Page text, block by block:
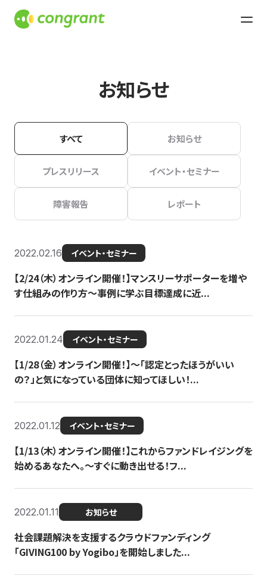
お知らせ
すべて お知らせ
プレスリリース イベント・セミナー
障害報告 レポート
2022.02.16 イベント・セミナー
【2/24（木）オンライン開催！】マンスリーサポーターを増や
す仕組みの作り方〜事例に学ぶ目標達成に近...
2022.01.24 イベント・セミナー
【1/28（金）オンライン開催！】〜「認定とったほうがいい
の？」と気になっている団体に知ってほしい！...
2022.01.12 イベント・セミナー
【1/13（木）オンライン開催！】これからファンドレイジングを
始めるあなたへ。〜すぐに動き出せる！フ...
2022.01.11 お知らせ
社会課題解決を支援するクラウドファンディング
「GIVING100 by Yogibo」を開始しました...